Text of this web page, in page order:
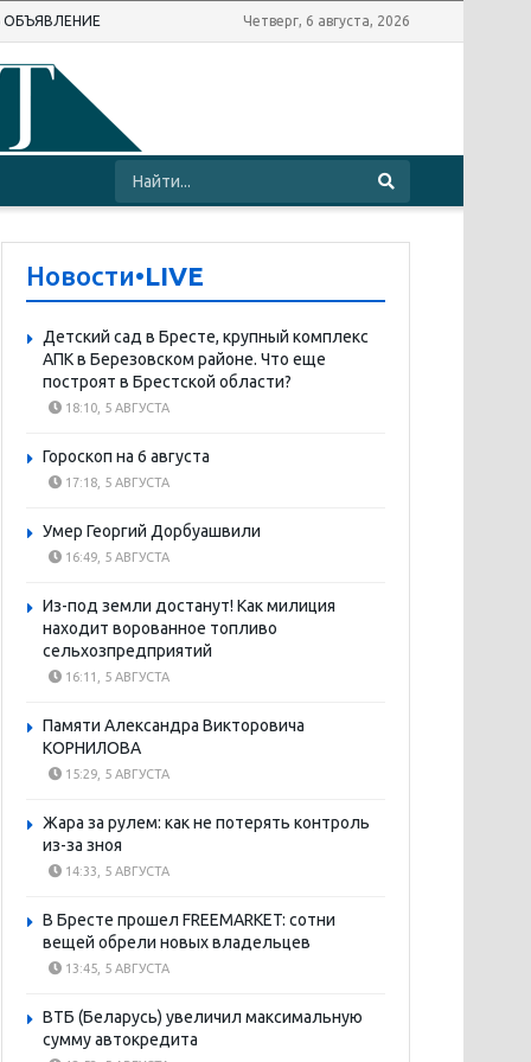
ОБЪЯВЛЕНИЕ Четверг, 6 августа, 2026
Новости•LIVE
Детский сад в Бресте, крупный комплекс
АПК в Березовском районе. Что еще
построят в Брестской области?
18:10, 5 АВГУСТА
Гороскоп на 6 августа
17:18, 5 АВГУСТА
Умер Георгий Дорбуашвили
16:49, 5 АВГУСТА
Из-под земли достанут! Как милиция
находит ворованное топливо
сельхозпредприятий
16:11, 5 АВГУСТА
Памяти Александра Викторовича
КОРНИЛОВА
15:29, 5 АВГУСТА
Жара за рулем: как не потерять контроль
из-за зноя
14:33, 5 АВГУСТА
В Бресте прошел FREEMARKET: сотни
вещей обрели новых владельцев
13:45, 5 АВГУСТА
ВТБ (Беларусь) увеличил максимальную
сумму автокредита